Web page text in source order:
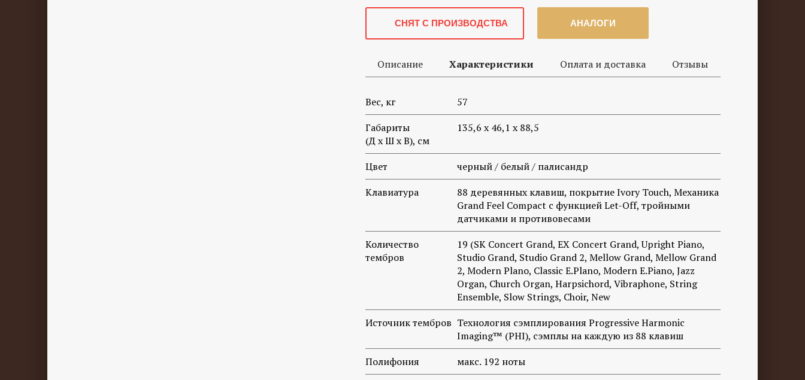
СНЯТ С ПРОИЗВОДСТВА АНАЛОГИ
Описание Характеристики Оплата и доставка Отзывы
Вес, кг
57
Габариты
(Д х Ш х В), см
135,6 x 46,1 x 88,5
Цвет
черный / белый / палисандр
Клавиатура
88 деревянных клавиш, покрытие Ivory Touch, Механика
Grand Feel Compact с функцией Let-Off, тройными
датчиками и противовесами
Количество
тембров
19 (SK Concert Grand, EX Concert Grand, Upright Piano,
Studio Grand, Studio Grand 2, Mellow Grand, Mellow Grand
2, Modern Plano, Classic E.Plano, Modern E.Piano, Jazz
Organ, Church Organ, Harpsichord, Vibraphone, String
Ensemble, Slow Strings, Choir, New
Источник тембров Технология сэмплирования Progressive Harmonic
Imaging™ (PHI), сэмплы на каждую из 88 клавиш
Полифония
макс. 192 ноты